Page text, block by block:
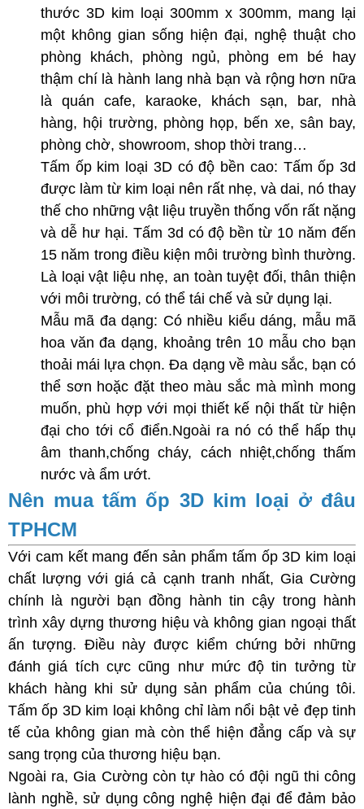
thước 3D kim loại 300mm x 300mm, mang lại
một không gian sống hiện đại, nghệ thuật cho
phòng khách, phòng ngủ, phòng em bé hay
thậm chí là hành lang nhà bạn và rộng hơn nữa
là quán cafe, karaoke, khách sạn, bar, nhà
hàng, hội trường, phòng họp, bến xe, sân bay,
phòng chờ, showroom, shop thời trang…
Tấm ốp kim loại 3D có độ bền cao: Tấm ốp 3d
được làm từ kim loại nên rất nhẹ, và dai, nó thay
thế cho những vật liệu truyền thống vốn rất nặng
và dễ hư hại. Tấm 3d có độ bền từ 10 năm đến
15 năm trong điều kiện môi trường bình thường.
Là loại vật liệu nhẹ, an toàn tuyệt đối, thân thiện
với môi trường, có thể tái chế và sử dụng lại.
Mẫu mã đa dạng: Có nhiều kiểu dáng, mẫu mã
hoa văn đa dạng, khoảng trên 10 mẫu cho bạn
thoải mái lựa chọn. Đa dạng về màu sắc, bạn có
thể sơn hoặc đặt theo màu sắc mà mình mong
muốn, phù hợp với mọi thiết kế nội thất từ hiện
đại cho tới cổ điển.Ngoài ra nó có thể hấp thụ
âm thanh,chống cháy, cách nhiệt,chống thấm
nước và ẩm ướt.
Nên mua tấm ốp 3D kim loại ở đâu
TPHCM
Với cam kết mang đến sản phẩm tấm ốp 3D kim loại
chất lượng với giá cả cạnh tranh nhất, Gia Cường
chính là người bạn đồng hành tin cậy trong hành
trình xây dựng thương hiệu và không gian ngoại thất
ấn tượng. Điều này được kiểm chứng bởi những
đánh giá tích cực cũng như mức độ tin tưởng từ
khách hàng khi sử dụng sản phẩm của chúng tôi.
Tấm ốp 3D kim loại không chỉ làm nổi bật vẻ đẹp tinh
tế của không gian mà còn thể hiện đẳng cấp và sự
sang trọng của thương hiệu bạn.
Ngoài ra, Gia Cường còn tự hào có đội ngũ thi công
lành nghề, sử dụng công nghệ hiện đại để đảm bảo